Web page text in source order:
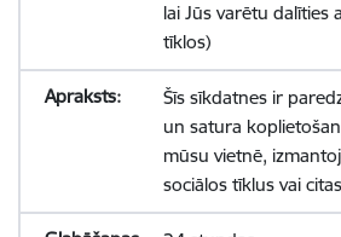
lai Jūs varētu dalīties
tīklos)
Šīs sīkdatnes ir
un satura
mūsu vietnē,
sociālos tīklus vai